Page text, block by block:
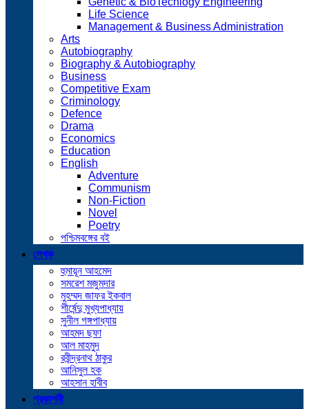
Life Science
Management & Business Administration
Arts
Autobiography
Biography & Autobiography
Business
Competitive Exam
Criminology
Defence
Drama
Economics
Education
English
Adventure
Communism
Non-Fiction
Novel
Poetry
পশ্চিমবঙ্গের বই
লেখক
হুমায়ূন আহমেদ
সমরেশ মজুমদার
মুহম্মদ জাফর ইকবাল
শীর্ষেন্দু মুখ্যপাধ্যায়
সুনীল গঙ্গপাধ্যায়
আহমদ ছফা
আল মাহমুদ
রবীন্দ্রনাথ ঠাকুর
আনিসুল হক
আহসান হাবীব
প্রকাশনী